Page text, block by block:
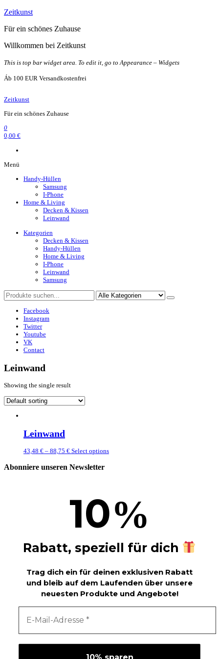
Zum
springen
Zeitkunst
Für ein schönes Zuhause
Willkommen bei Zeitkunst
This is top bar widget area. To edit it, go to Appearance – Widgets
Áb 100 EUR Versandkostenfrei
Zeitkunst
Für ein schönes Zuhause
0
0,00 €
Menü
Handy-Hüllen
Samsung
I-Phone
Home & Living
Decken & Kissen
Leinwand
Kategorien
Decken & Kissen
Handy-Hüllen
Home & Living
I-Phone
Leinwand
Samsung
Facebook
Instagram
Twitter
Youtube
VK
Contact
Leinwand
Showing the single result
Leinwand
43,48 € – 88,75 € Select options
Abonniere unseren Newsletter
10%
Rabatt, speziell für dich
Trag dich ein für deinen exklusiven Rabatt
und bleib auf dem Laufenden über unsere
neuesten Produkte und Angebote!